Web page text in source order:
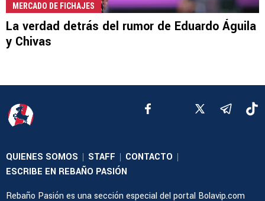
MERCADO DE FICHAJES
La verdad detrás del rumor de Eduardo Águila
y Chivas
QUIENES SOMOS | STAFF | CONTACTO |
ESCRIBE EN REBAÑO PASIÓN
Rebaño Pasión es una sección especial del portal Bolavip.com